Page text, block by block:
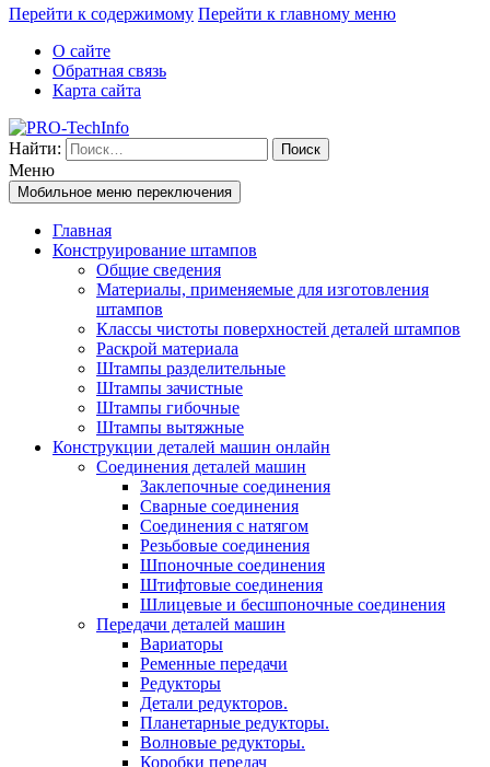
Перейти к содержимому Перейти к главному меню
О сайте
Обратная связь
Карта сайта
Найти:
Меню
Мобильное меню переключения
Главная
Конструирование штампов
Общие сведения
Материалы, применяемые для изготовления
штампов
Классы чистоты поверхностей деталей штампов
Раскрой материала
Штампы разделительные
Штампы зачистные
Штампы гибочные
Штампы вытяжные
Конструкции деталей машин онлайн
Соединения деталей машин
Заклепочные соединения
Сварные соединения
Соединения с натягом
Резьбовые соединения
Шпоночные соединения
Штифтовые соединения
Шлицевые и бесшпоночные соединения
Передачи деталей машин
Вариаторы
Ременные передачи
Редукторы
Детали редукторов.
Планетарные редукторы.
Волновые редукторы.
Коробки передач